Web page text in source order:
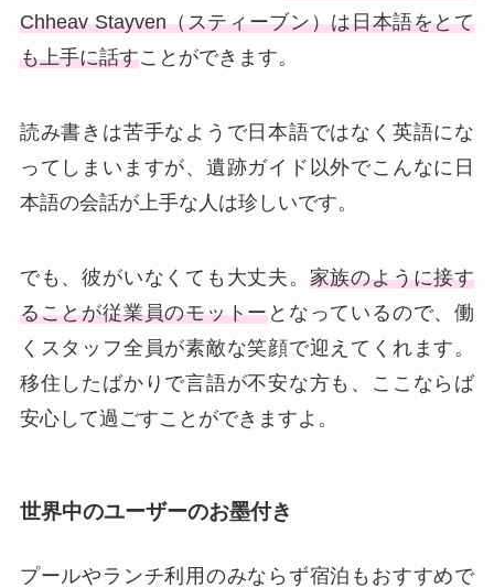
Chheav Stayven（スティーブン）は日本語をとて
も上手に話すことができます。
読み書きは苦手なようで日本語ではなく英語にな
ってしまいますが、遺跡ガイド以外でこんなに日
本語の会話が上手な人は珍しいです。
でも、彼がいなくても大丈夫。 家族のように接す
ることが従業員のモットーとなっているので、働
くスタッフ全員が素敵な笑顔で迎えてくれます。
移住したばかりで言語が不安な方も、ここならば
安心して過ごすことができますよ。
世界中のユーザーのお墨付き
プールやランチ利用のみならず宿泊もおすすめで